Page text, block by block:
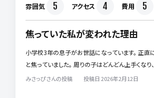
雰囲気 5 アクセス 4 費用 5
焦っていた私が変われた理由
小学校3年の息子がお世話になっています。 正直に言うと、私はずっ
と焦っていました。 周りの子はどんどん上手くなり、試合にも出てい
るのに、うちの子はなかなかチャンスがもらえない。 指導もどこか事
みさっぴさんの投稿 投稿日 2026年2月12日